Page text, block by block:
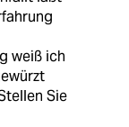
weiß ich
Sie